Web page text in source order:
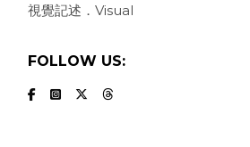
視覺記述．Visual
FOLLOW US: